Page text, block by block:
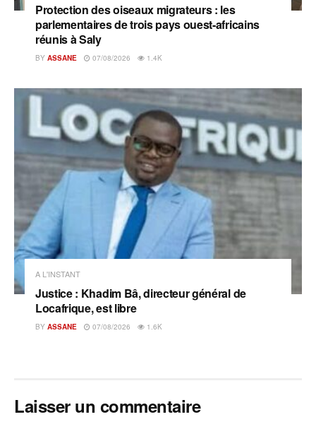
Protection des oiseaux migrateurs : les
parlementaires de trois pays ouest-africains
réunis à Saly
BY ASSANE 07/08/2026 1.4K
A L'INSTANT
Justice : Khadim Bâ, directeur général de
Locafrique, est libre
BY ASSANE 07/08/2026 1.6K
Laisser un commentaire